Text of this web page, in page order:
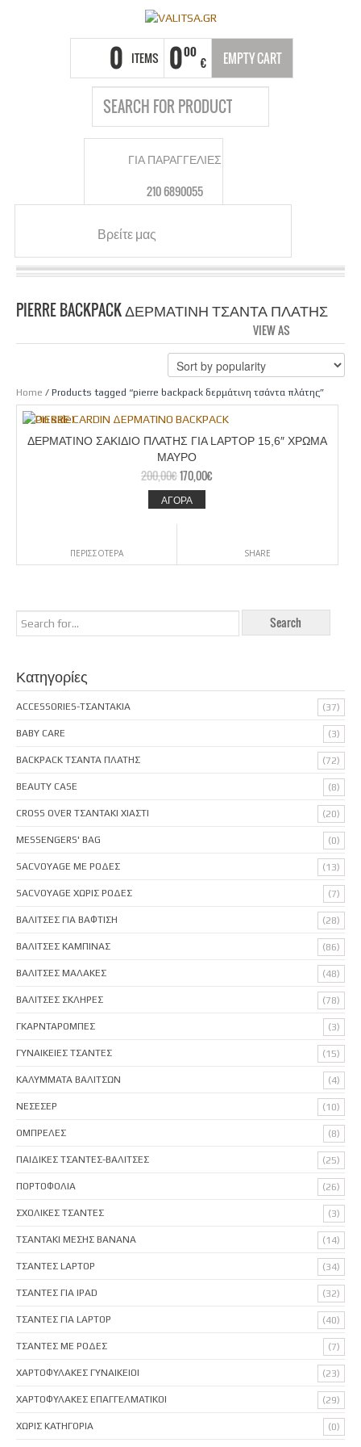
0 ITEMS 000
€ EMPTY CART
ΓΙΑ ΠΑΡΑΓΓΕΛΙΕΣ
210 6890055
Βρείτε μας
PIERRE BACKPACK ΔΕΡΜΑΤΙΝΗ ΤΣΑΝΤΑ ΠΛΑΤΗΣ
VIEW AS
Home / Products tagged “pierre backpack δερμάτινη τσάντα πλάτης”
ΔΕΡΜΑΤΙΝΟ ΣΑΚΙΔΙΟ ΠΛΑΤΗΣ ΓΙΑ LAPTOP 15,6″ ΧΡΩΜΑ
ΜΑΥΡΟ
200,00€170,00€
ΑΓΟΡΑ
ΠΕΡΙΣΣΟΤΕΡΑ SHARE
Κατηγορίες
ACCESSORIES-ΤΣΑΝΤΑΚΙΑ (37)
BABY CARE (3)
BACKPACK ΤΣΑΝΤΑ ΠΛΑΤΗΣ (72)
BEAUTY CASE (8)
CROSS OVER ΤΣΑΝΤΑΚΙ ΧΙΑΣΤΙ (20)
MESSENGERS' BAG (0)
SACVOYAGE ΜΕ ΡΟΔΕΣ (13)
SACVOYAGE ΧΩΡΙΣ ΡΟΔΕΣ (7)
ΒΑΛΙΤΣΕΣ ΓΙΑ ΒΑΦΤΙΣΗ (28)
ΒΑΛΙΤΣΕΣ ΚΑΜΠΙΝΑΣ (86)
ΒΑΛΙΤΣΕΣ ΜΑΛΑΚΕΣ (48)
ΒΑΛΙΤΣΕΣ ΣΚΛΗΡΕΣ (78)
ΓΚΑΡΝΤΑΡΟΜΠΕΣ (3)
ΓΥΝΑΙΚΕΙΕΣ ΤΣΑΝΤΕΣ (15)
ΚΑΛΥΜΜΑΤΑ ΒΑΛΙΤΣΩΝ (4)
ΝΕΣΕΣΕΡ (10)
ΟΜΠΡΕΛΕΣ (8)
ΠΑΙΔΙΚΕΣ ΤΣΑΝΤΕΣ-ΒΑΛΙΤΣΕΣ (25)
ΠΟΡΤΟΦΟΛΙΑ (26)
ΣΧΟΛΙΚΕΣ ΤΣΑΝΤΕΣ (3)
ΤΣΑΝΤΑΚΙ ΜΕΣΗΣ BANANA (14)
ΤΣΑΝΤΕΣ LAPTOP (34)
ΤΣΑΝΤΕΣ ΓΙΑ IPAD (32)
ΤΣΑΝΤΕΣ ΓΙΑ LAPTOP (40)
ΤΣΑΝΤΕΣ ΜΕ ΡΟΔΕΣ (7)
ΧΑΡΤΟΦΥΛΑΚΕΣ ΓΥΝΑΙΚΕΙΟΙ (23)
ΧΑΡΤΟΦΥΛΑΚΕΣ ΕΠΑΓΓΕΛΜΑΤΙΚΟΙ (29)
ΧΩΡΙΣ ΚΑΤΗΓΟΡΙΑ (0)